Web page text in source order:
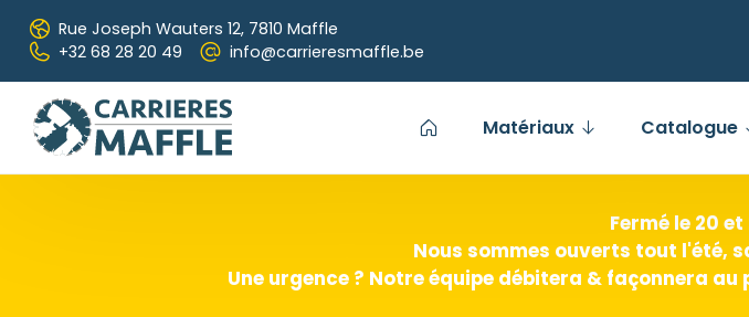
Passer au contenu principal
Rue Joseph Wauters 12, 7810 Maffle
+32 68 28 20 49
info@carrieresmaffle.be
Matériaux Catalogue
Fermé le 20
Nous sommes ouverts tout l'été,
Une urgence ? Notre équipe débitera & façonnera